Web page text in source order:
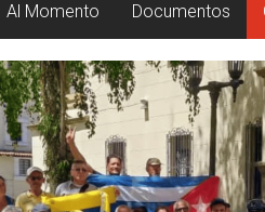
Al Momento Documentos